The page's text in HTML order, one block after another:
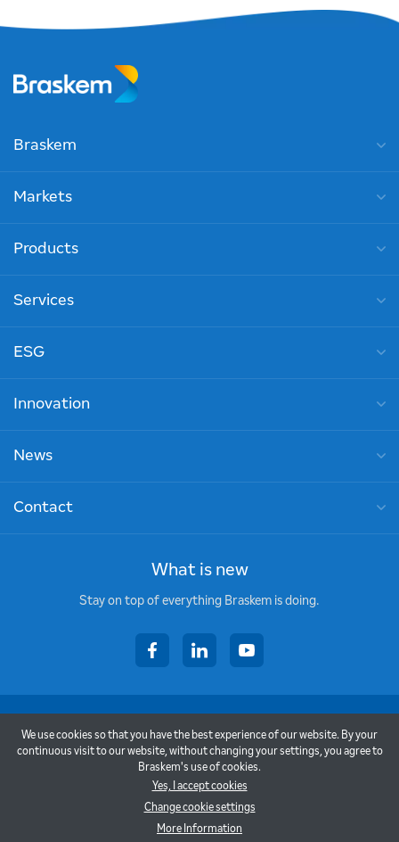
Braskem
Markets
Products
Services
ESG
Innovation
News
Contact
What is new
Stay on top of everything Braskem is doing.
facebooklinkedinyoutube
Terms of Use
Privacy Policy
Back to top
We use cookies so that you have the best experience of our website. By your
continuous visit to our website, without changing your settings, you agree to
Braskem's use of cookies.
Yes, I accept cookies
Change cookie settings
More Information